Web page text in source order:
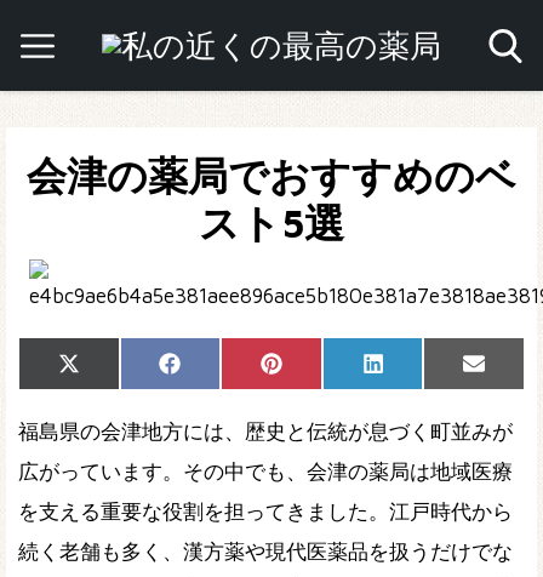
会津の薬局でおすすめのベ
スト5選
Share
on
X
(Twitter)
Share
on
Facebook Share
on
Pinterest Share
on
LinkedIn
Share
on
Email
福島県の会津地方には、歴史と伝統が息づく町並みが
広がっています。その中でも、会津の薬局は地域医療
を支える重要な役割を担ってきました。江戸時代から
続く老舗も多く、漢方薬や現代医薬品を扱うだけでな